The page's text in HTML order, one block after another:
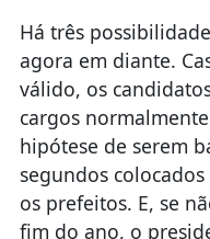
Há três
agora em diante.
válido, os
cargos
hipótese de serem
segundos
os prefeitos. E, se
fim do ano, o